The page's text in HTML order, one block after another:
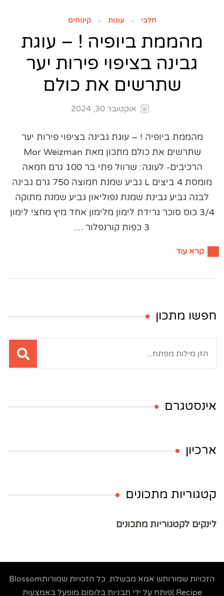
חלבי עוגות קינוחים
מהממת ביופיה ! – עוגת
גבינה בציפוי פירות יער
שתרשים את כולם
אוקטובר 30, 2024
מהממת ביופיה ! – עוגת גבינה בציפוי פירות יער
שתרשים את כולם מתכון מאת Mor Weizman
הרכיבים- לעוגה: שרוול פתי בר 100 גרם חמאה
מומסת 4 ביצים L גביע שמנת חמוצה 750 גרם גבינה
לבנה גביע גבינת שמנת נפוליאון גביע שמנת מתוקה
3/4 כוס סוכר גרידת לימון מלימון אחד מיץ מחצי לימון
3 כפות קורנפלור …
קרא עוד
חפשו מתכון
אינסטגרם
ארכיון
קטגוריות מתכונים
לינקים לקטגוריות מתכונים
הזכויות שמורותש אמא מבשלת. כל הזכויות שמורותBlossom
Recipe |פותח על ידי
תבניות בלוסום.מופעל באמצעות